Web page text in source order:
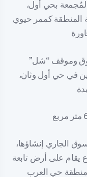
بحي أول،
المنطقة كممر حيوي
وموقف “شل”
في حي أول وثان،
الجاري إنشاؤها،
يقام على أرض تابعة
مربع، في منطقة حي العرب